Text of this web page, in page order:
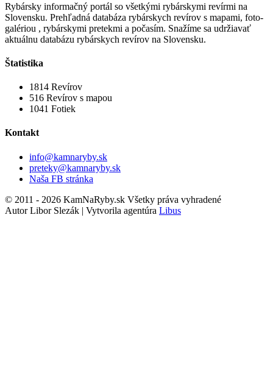
Rybársky informačný portál so všetkými rybárskymi revírmi na
Slovensku. Prehľadná databáza rybárskych revírov s mapami, foto-
galériou , rybárskymi pretekmi a počasím. Snažíme sa udržiavať
aktuálnu databázu rybárskych revírov na Slovensku.
Štatistika
1814 Revírov
516 Revírov s mapou
1041 Fotiek
Kontakt
info@kamnaryby.sk
preteky@kamnaryby.sk
Naša FB stránka
© 2011 - 2026 KamNaRyby.sk Všetky práva vyhradené
Autor Libor Slezák | Vytvorila agentúra Libus